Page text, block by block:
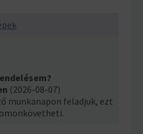
(2026-08-07)
munkanapon feladjuk, ezt